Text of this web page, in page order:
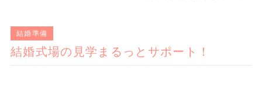
結婚準備
結婚式場の見学まるっとサポート！